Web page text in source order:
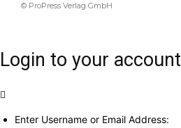
© ProPress Verlag GmbH
Login to your account
Enter Username or Email Address: